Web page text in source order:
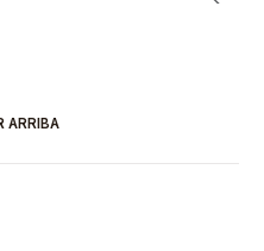
ARRIBA